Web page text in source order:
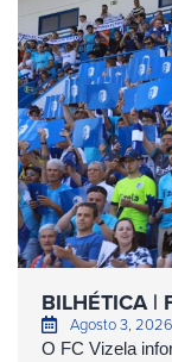
BILHÉTICA |
Agosto 3, 2026
O FC Vizela